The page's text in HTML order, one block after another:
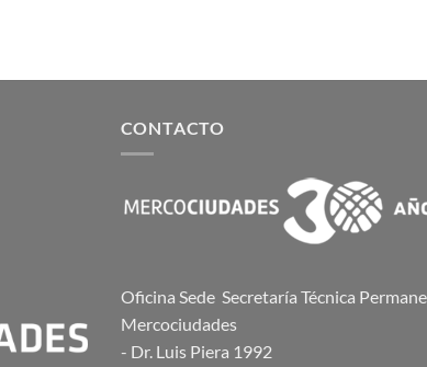
CONTACTO
Oficina Sede Secretaría Técnica
Mercociudades
- Dr. Luis Piera 1992